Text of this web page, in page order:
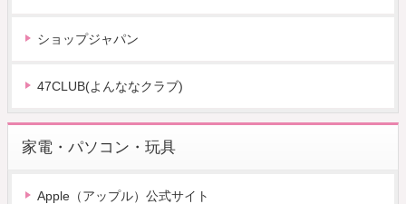
ショップジャパン
47CLUB(よんななクラブ)
家電・パソコン・玩具
Apple（アップル）公式サイト